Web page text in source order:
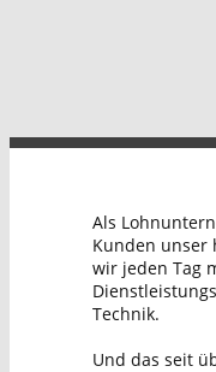
Als
Kunden unser
wir jeden Tag
Technik.
Und das seit